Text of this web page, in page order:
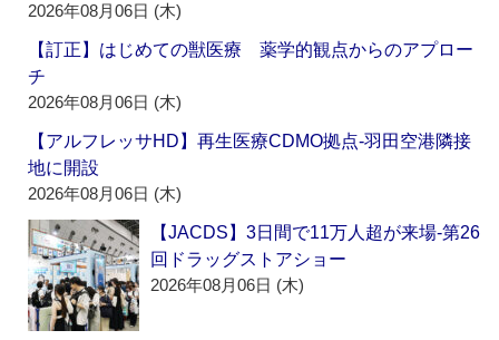
2026年08月06日 (木)
【訂正】はじめての獣医療 薬学的観点からのアプロー
チ
2026年08月06日 (木)
【アルフレッサHD】再生医療CDMO拠点‐羽田空港隣接
地に開設
2026年08月06日 (木)
【JACDS】3日間で11万人超が来場‐第26
回ドラッグストアショー
2026年08月06日 (木)